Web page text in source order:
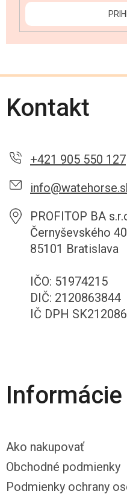
Kontakt
+421 905 550 127
PROFITOP BA
Černyševského
85101 Bratislava
IČO: 51974215
DIČ: 2120863844
IČ DPH
Informácie
Ako nakupovať
Obchodné podmienky
Podmienky ochrany